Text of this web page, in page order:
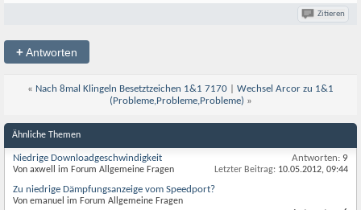
Zitieren
+Antworten
« Nach 8mal Klingeln Besetztzeichen 1&1 7170
Wechsel Arcor zu 1&1
(Probleme,Probleme,Probleme) »
Ähnliche Themen
Niedrige Downloadgeschwindigkeit
Von axwell im Forum Allgemeine Fragen
Antworten: 9
Letzter Beitrag: 10.05.2012, 09:44
Zu niedrige Dämpfungsanzeige vom Speedport?
Von emanuel im Forum Allgemeine Fragen